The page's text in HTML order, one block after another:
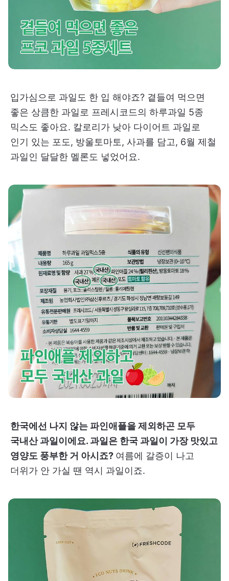
입가심으로 과일도 한 입 해야죠? 곁들여 먹으면
좋은 상큼한 과일로 프레시코드의 하루과일 5종
믹스도 좋아요. 칼로리가 낮아 다이어트 과일로
인기 있는 포도, 방울토마토, 사과를 담고, 6월 제철
과일인 달달한 멜론도 넣었어요.
한국에선 나지 않는 파인애플을 제외하곤 모두
국내산 과일이에요. 과일은 한국 과일이 가장 맛있고
영양도 풍부한 거 아시죠? 여름에 갈증이 나고
더위가 안 가실 땐 역시 과일이죠.